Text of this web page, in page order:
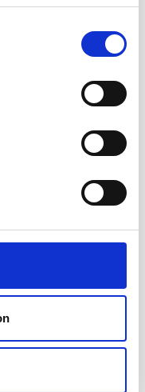
du drikker den. Du
mere end 2
i 4-6 timer.